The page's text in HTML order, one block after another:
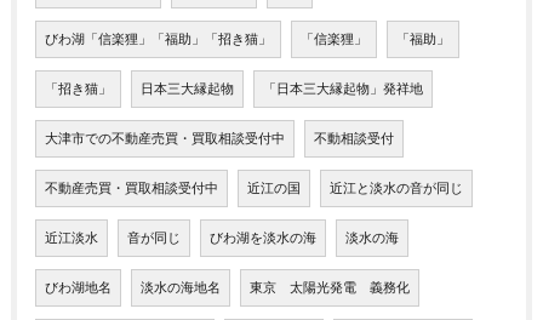
びわ湖「信楽狸」「福助」「招き猫」 「信楽狸」 「福助」
「招き猫」 日本三大縁起物 「日本三大縁起物」発祥地
大津市での不動産売買・買取相談受付中 不動相談受付
不動産売買・買取相談受付中 近江の国 近江と淡水の音が同じ
近江淡水 音が同じ びわ湖を淡水の海 淡水の海
びわ湖地名 淡水の海地名 東京 太陽光発電 義務化